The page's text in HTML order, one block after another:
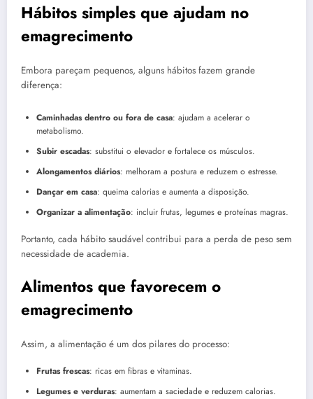
Hábitos simples que ajudam no
emagrecimento
Embora pareçam pequenos, alguns hábitos fazem grande
diferença:
Caminhadas dentro ou fora de casa: ajudam a acelerar o
metabolismo.
Subir escadas: substitui o elevador e fortalece os músculos.
Alongamentos diários: melhoram a postura e reduzem o estresse.
Dançar em casa: queima calorias e aumenta a disposição.
Organizar a alimentação: incluir frutas, legumes e proteínas magras.
Portanto, cada hábito saudável contribui para a perda de peso sem
necessidade de academia.
Alimentos que favorecem o
emagrecimento
Assim, a alimentação é um dos pilares do processo:
Frutas frescas: ricas em fibras e vitaminas.
Legumes e verduras: aumentam a saciedade e reduzem calorias.